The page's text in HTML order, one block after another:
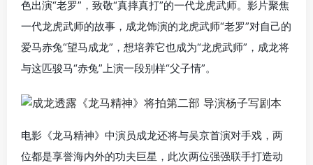
色出演“老罗”，致敬“真摔真打”的一代龙虎武师。影片聚焦
一代龙虎武师的故事，成龙饰演的龙虎武师“老罗”对自己的
爱马赤兔“望马成龙”，想培养它也成为“龙虎武师”，成龙将
与这匹骏马“赤兔”上演一段别样“父子情”。
电影《龙马精神》中演员成龙还将与吴京首演对手戏，两
位都是享誉海内外的功夫巨星，此次两位强强联手打造动